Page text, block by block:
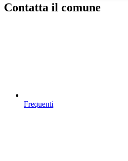
Contatta il comune
Frequenti